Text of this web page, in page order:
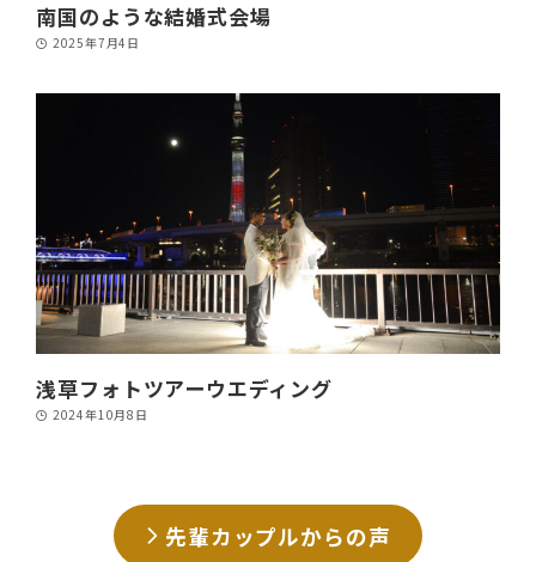
南国のような結婚式会場
2025年7月4日
浅草フォトツアーウエディング
2024年10月8日
先輩カップルからの声